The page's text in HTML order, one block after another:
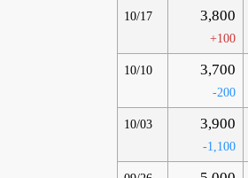
10/17 3,800
+100
10/10 3,700
-200
10/03 3,900
-1,100